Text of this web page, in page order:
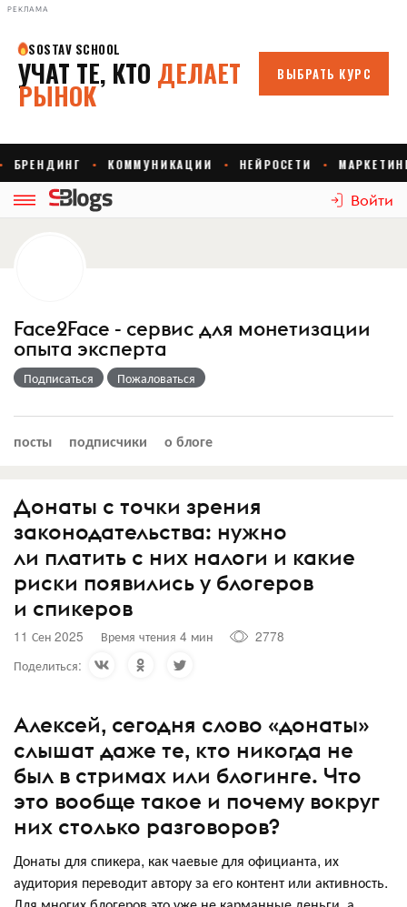
РЕКЛАМА
Войти
Face2Face - сервис для монетизации
опыта эксперта
Подписаться Пожаловаться
посты подписчики о блоге
Донаты с точки зрения
законодательства: нужно
ли платить с них налоги и какие
риски появились у блогеров
и спикеров
11 Сен 2025 Время чтения 4 мин
2778
Поделиться:
Алексей, сегодня слово «донаты»
слышат даже те, кто никогда не
был в стримах или блогинге. Что
это вообще такое и почему вокруг
них столько разговоров?
Донаты для спикера, как чаевые для официанта, их
аудитория переводит автору за его контент или активность.